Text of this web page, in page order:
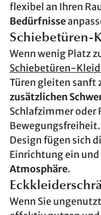
flexibel an Ihren
Bedürfnisse
Schiebetüren-
Wenn wenig Platz
Schiebetüren-
Türen gleiten sanft
zusätzlichen
Schlafzimmer oder
Design fügen sich
Einrichtung ein
Atmosphäre.
Wenn Sie